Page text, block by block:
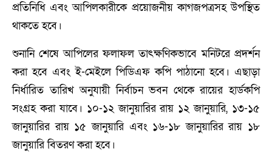
প্রতিনিধি এবং আপিলকারীকে প্রয়োজনীয় কাগজপত্রসহ উপস্থিত
থাকতে হবে।
শুনানি শেষে আপিলের ফলাফল তাৎক্ষণিকভাবে মনিটরে প্রদর্শন
করা হবে এবং ই-মেইলে পিডিএফ কপি পাঠানো হবে। এছাড়া
নির্ধারিত তারিখ অনুযায়ী নির্বাচন ভবন থেকে রায়ের হার্ডকপি
সংগ্রহ করা যাবে। ১০-১২ জানুয়ারির রায় ১২ জানুয়ারি, ১৩-১৫
জানুয়ারির রায় ১৫ জানুয়ারি এবং ১৬-১৮ জানুয়ারির রায় ১৮
জানুয়ারি বিতরণ করা হবে।